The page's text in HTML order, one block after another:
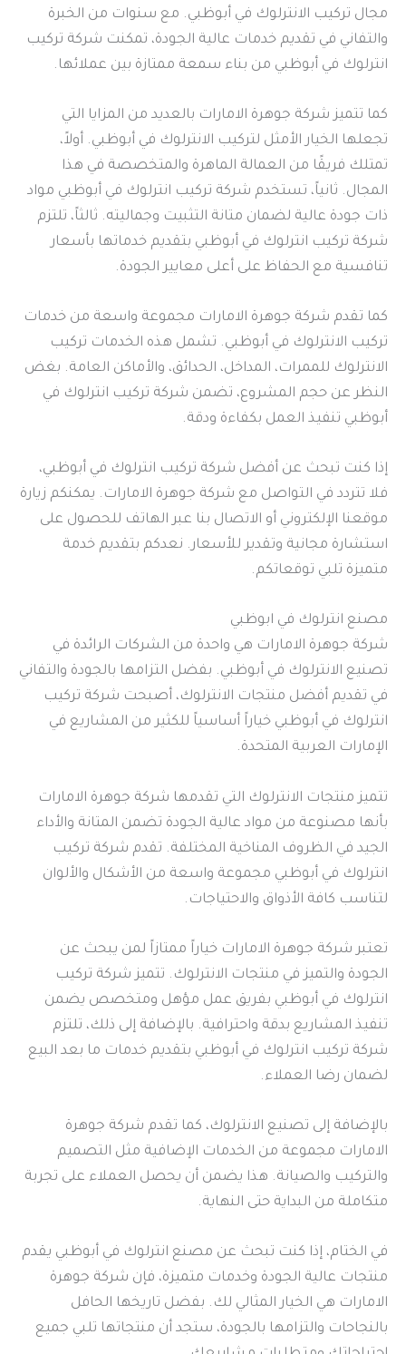
مجال تركيب الانترلوك في أبوظبي. مع سنوات من الخبرة
والتفاني في تقديم خدمات عالية الجودة، تمكنت شركة تركيب
انترلوك في أبوظبي من بناء سمعة ممتازة بين عملائها.
كما تتميز شركة جوهرة الامارات بالعديد من المزايا التي
تجعلها الخيار الأمثل لتركيب الانترلوك في أبوظبي. أولاً،
تمتلك فريقًا من العمالة الماهرة والمتخصصة في هذا
المجال. ثانياً، تستخدم شركة تركيب انترلوك في أبوظبي مواد
ذات جودة عالية لضمان متانة التثبيت وجماليته. ثالثاً، تلتزم
شركة تركيب انترلوك في أبوظبي بتقديم خدماتها بأسعار
تنافسية مع الحفاظ على أعلى معايير الجودة.
كما تقدم شركة جوهرة الامارات مجموعة واسعة من خدمات
تركيب الانترلوك في أبوظبي. تشمل هذه الخدمات تركيب
الانترلوك للممرات، المداخل، الحدائق، والأماكن العامة. بغض
النظر عن حجم المشروع، تضمن شركة تركيب انترلوك في
أبوظبي تنفيذ العمل بكفاءة ودقة.
إذا كنت تبحث عن أفضل شركة تركيب انترلوك في أبوظبي،
فلا تتردد في التواصل مع شركة جوهرة الامارات. يمكنكم زيارة
موقعنا الإلكتروني أو الاتصال بنا عبر الهاتف للحصول على
استشارة مجانية وتقدير للأسعار. نعدكم بتقديم خدمة
متميزة تلبي توقعاتكم.
مصنع انترلوك في ابوظبي
شركة جوهرة الامارات هي واحدة من الشركات الرائدة في
تصنيع الانترلوك في أبوظبي. بفضل التزامها بالجودة والتفاني
في تقديم أفضل منتجات الانترلوك، أصبحت شركة تركيب
انترلوك في أبوظبي خياراً أساسياً للكثير من المشاريع في
الإمارات العربية المتحدة.
تتميز منتجات الانترلوك التي تقدمها شركة جوهرة الامارات
بأنها مصنوعة من مواد عالية الجودة تضمن المتانة والأداء
الجيد في الظروف المناخية المختلفة. تقدم شركة تركيب
انترلوك في أبوظبي مجموعة واسعة من الأشكال والألوان
لتناسب كافة الأذواق والاحتياجات.
تعتبر شركة جوهرة الامارات خياراً ممتازاً لمن يبحث عن
الجودة والتميز في منتجات الانترلوك. تتميز شركة تركيب
انترلوك في أبوظبي بفريق عمل مؤهل ومتخصص يضمن
تنفيذ المشاريع بدقة واحترافية. بالإضافة إلى ذلك، تلتزم
شركة تركيب انترلوك في أبوظبي بتقديم خدمات ما بعد البيع
لضمان رضا العملاء.
بالإضافة إلى تصنيع الانترلوك، كما تقدم شركة جوهرة
الامارات مجموعة من الخدمات الإضافية مثل التصميم
والتركيب والصيانة. هذا يضمن أن يحصل العملاء على تجربة
متكاملة من البداية حتى النهاية.
في الختام، إذا كنت تبحث عن مصنع انترلوك في أبوظبي يقدم
منتجات عالية الجودة وخدمات متميزة، فإن شركة جوهرة
الامارات هي الخيار المثالي لك. بفضل تاريخها الحافل
بالنجاحات والتزامها بالجودة، ستجد أن منتجاتها تلبي جميع